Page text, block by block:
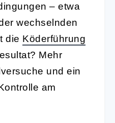
– etwa
wechselnden
die Köderführung
Mehr
und ein
am